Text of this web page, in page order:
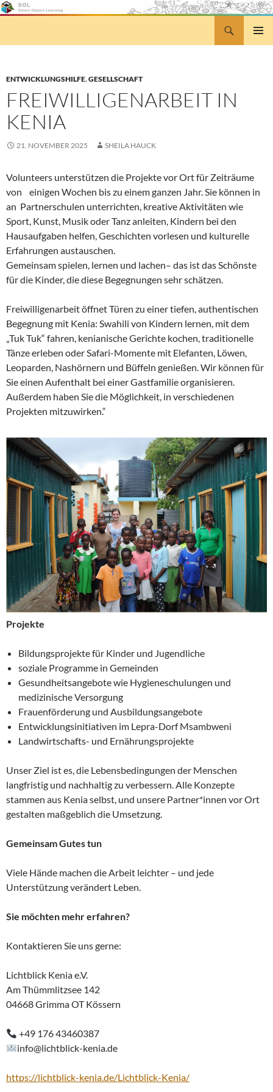
Zum
ENTWICKLUNGSHILFE,GESELLSCHAFT
FREIWILLIGENARBEIT IN
KENIA
21. NOVEMBER 2025 SHEILA HAUCK
Volunteers unterstützen die Projekte vor Ort für Zeiträume
von einigen Wochen bis zu einem ganzen Jahr. Sie können in
an Partnerschulen unterrichten, kreative Aktivitäten wie
Sport, Kunst, Musik oder Tanz anleiten, Kindern bei den
Hausaufgaben helfen, Geschichten vorlesen und kulturelle
Erfahrungen austauschen.
Gemeinsam spielen, lernen und lachen– das ist das Schönste
für die Kinder, die diese Begegnungen sehr schätzen.
Freiwilligenarbeit öffnet Türen zu einer tiefen, authentischen
Begegnung mit Kenia: Swahili von Kindern lernen, mit dem
„Tuk Tuk“ fahren, kenianische Gerichte kochen, traditionelle
Tänze erleben oder Safari-Momente mit Elefanten, Löwen,
Leoparden, Nashörnern und Büffeln genießen. Wir können für
Sie einen Aufenthalt bei einer Gastfamilie organisieren.
Außerdem haben Sie die Möglichkeit, in verschiedenen
Projekten mitzuwirken.“
Projekte
Bildungsprojekte für Kinder und Jugendliche
soziale Programme in Gemeinden
Gesundheitsangebote wie Hygieneschulungen und
medizinische Versorgung
Frauenförderung und Ausbildungsangebote
Entwicklungsinitiativen im Lepra-Dorf Msambweni
Landwirtschafts- und Ernährungsprojekte
Unser Ziel ist es, die Lebensbedingungen der Menschen
langfristig und nachhaltig zu verbessern. Alle Konzepte
stammen aus Kenia selbst, und unsere Partner*innen vor Ort
gestalten maßgeblich die Umsetzung.
Gemeinsam Gutes tun
Viele Hände machen die Arbeit leichter – und jede
Unterstützung verändert Leben.
Sie möchten mehr erfahren?
Kontaktieren Sie uns gerne:
Lichtblick Kenia e.V.
Am Thümmlitzsee 142
04668 Grimma OT Kössern
+49 176 43460387
info@lichtblick-kenia.de
https://lichtblick-kenia.de/Lichtblick-Kenia/